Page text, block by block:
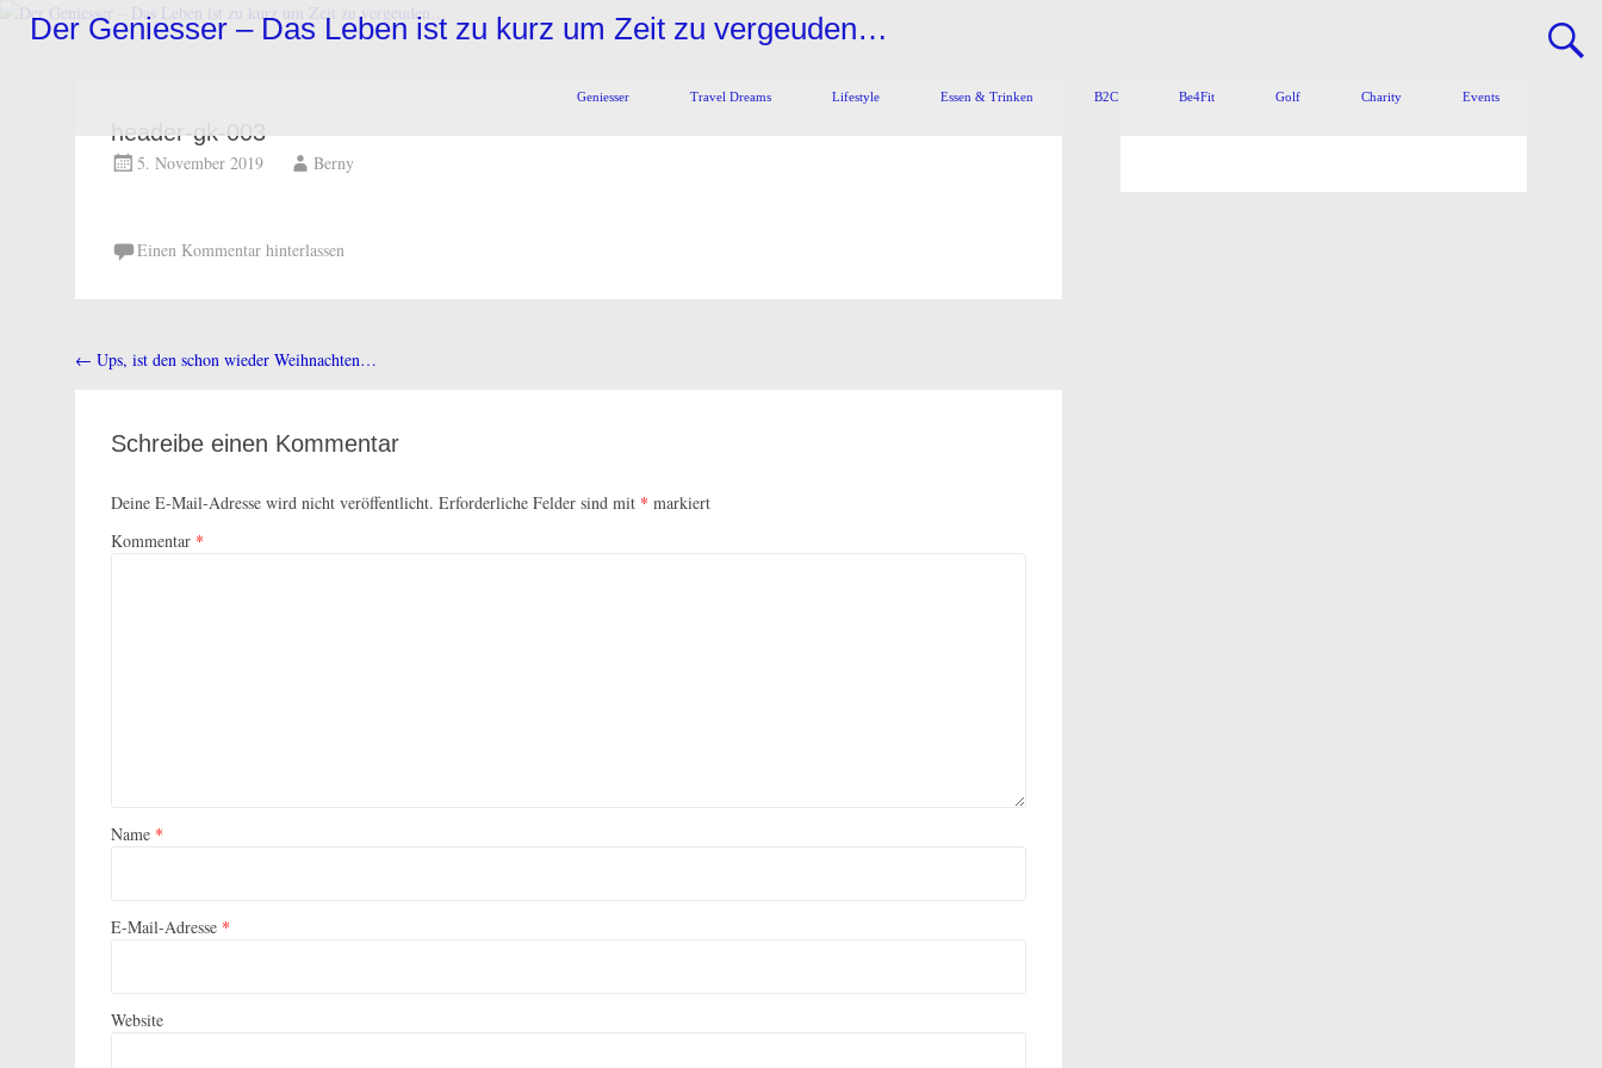
Zum
InhaltDer Geniesser – Das Leben ist zu kurz um Zeit zu vergeuden…
Geniesser Travel Dreams Lifestyle Essen & Trinken B2C Be4Fit Golf Charity Events
header-gk-003
5. November 2019 Berny
Einen Kommentar hinterlassen
Beitragsnavigation
← Ups, ist den schon wieder Weihnachten…
Schreibe einen Kommentar
Deine E-Mail-Adresse wird nicht veröffentlicht. Erforderliche Felder sind mit * markiert
Kommentar *
Name *
E-Mail-Adresse *
Website